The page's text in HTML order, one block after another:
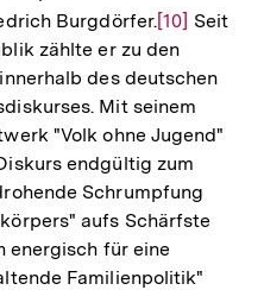
Burgdörfer.Zur
Auflösung
der
Fußnote
[10] Seit
zählte er zu den
des deutschen
Mit seinem
"Volk ohne Jugend"
endgültig zum
Schrumpfung
aufs Schärfste
energisch für eine
Familienpolitik"